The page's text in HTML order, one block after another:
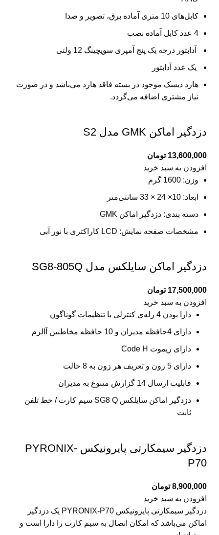
کابل‌های 10 متری آماده برق، تصویر و صدا
4 عدد کابل آماده نصب
آدابتور درجه یک پنج آمپری سویچینگ 12 ولتی
یک عدد آدابتور
هارد دیسک موجود در بسته فاقد هارد می‌باشد و در صورت
نیاز مشتری اضافه می‌گردد.
دزدگیر اماکن GMK مدل S2
13,600,000 تومان
افزودن به سبد خرید
وزن: 1600 گرم
ابعاد: 10× 24 × 33 سانتی‌متر
دسته بندی: دزدگیر اماکن GMK
مشخصات صفحه نمایش: LCD کاراکتری با نور آبی
دزدگیر اماکن سایلکس مدل SG8-805Q
17,500,000 تومان
افزودن به سبد خرید
دارا بودن 4 رله‌ی کنترلی با تنظیمات گوناگون
دارای 4حافظه مدیران و 10 حافظه مخاطبین آالرم
دارای ریموت Code H
دارای 5 زون و تعریف هر زون به 8 حالت
قابلیت ارسال 14 گزارش متنوع به مدیران
دزدگیر اماکن سایلکس SG8 Q سیم کارت / خط تلفن
ثابت
دزدگیر سیمکارتی پایرونیکس PYRONIX-
P70
8,900,000 تومان
افزودن به سبد خرید
دزدگیر سیمکارتی پایرونیکس PYRONIX-P70 یک دزدگیر
اماکن می‌باشد که امکان اتصال به سیم کارت را دارا است و